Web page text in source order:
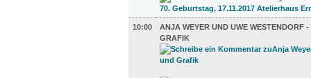
10:00
ANJA WEYER UND UWE WESTENDORF
GRAFIK